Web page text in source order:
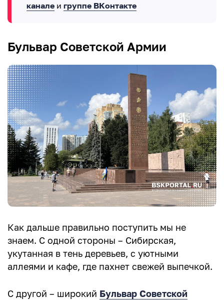
канале и группе ВКонтакте
Бульвар Советской Армии
Как дальше правильно поступить мы не
знаем. С одной стороны – Сибирская,
укутанная в тень деревьев, с уютными
аллеями и кафе, где пахнет свежей выпечкой.
С другой – широкий Бульвар Советской